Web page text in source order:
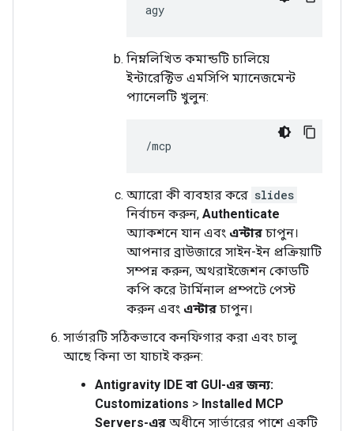
নিম্নলিখিত কমান্ডটি চালিয়ে
ইন্টারেক্টিভ এমসিপি ম্যানেজমেন্ট
প্যানেলটি খুলুন:
অ্যারো কী ব্যবহার করে slides
নির্বাচন করুন, Authenticate
অ্যাকশনে যান এবং এন্টার চাপুন।
আপনার ব্রাউজারে সাইন-ইন প্রক্রিয়াটি
সম্পন্ন করুন, অথরাইজেশন কোডটি
কপি করে টার্মিনাল প্রম্পটে পেস্ট
করুন এবং এন্টার চাপুন।
সার্ভারটি সঠিকভাবে কনফিগার করা এবং চালু
আছে কিনা তা যাচাই করুন:
Antigravity IDE বা GUI-এর জন্য:
Customizations > Installed MCP
Servers-এর অধীনে সার্ভারের পাশে একটি